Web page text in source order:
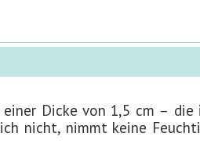
Dicke von 1,5 cm – die
nicht, nimmt keine